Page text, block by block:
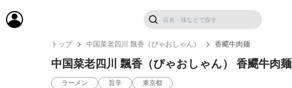
トップ 中国菜老四川 飄香（ぴゃおしゃん） 香飃牛肉麺
中国菜老四川 飄香（ぴゃおしゃん） 香飃牛肉麺
ラーメン 旨辛 東京都